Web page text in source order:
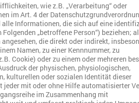
wie z.B. „Verarbeitung“ oder
im Art. 4 der
alle Informationen, die sich auf eine
„betroffene Person“) beziehen;
die direkt oder indirekt,
Namen, zu einer Kennnummer, zu
Cookie) oder zu einem oder mehreren
der physischen, physiologischen,
kulturellen oder sozialen Identität dieser
jeder mit oder ohne Hilfe automatisierter
im Zusammenhang mit